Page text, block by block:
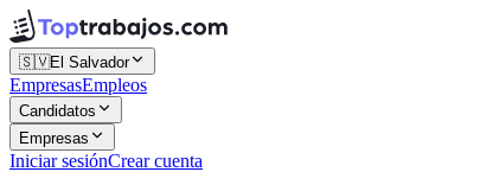
🇸🇻El Salvador
EmpresasEmpleos
Candidatos
Empresas
Iniciar sesiónCrear cuenta